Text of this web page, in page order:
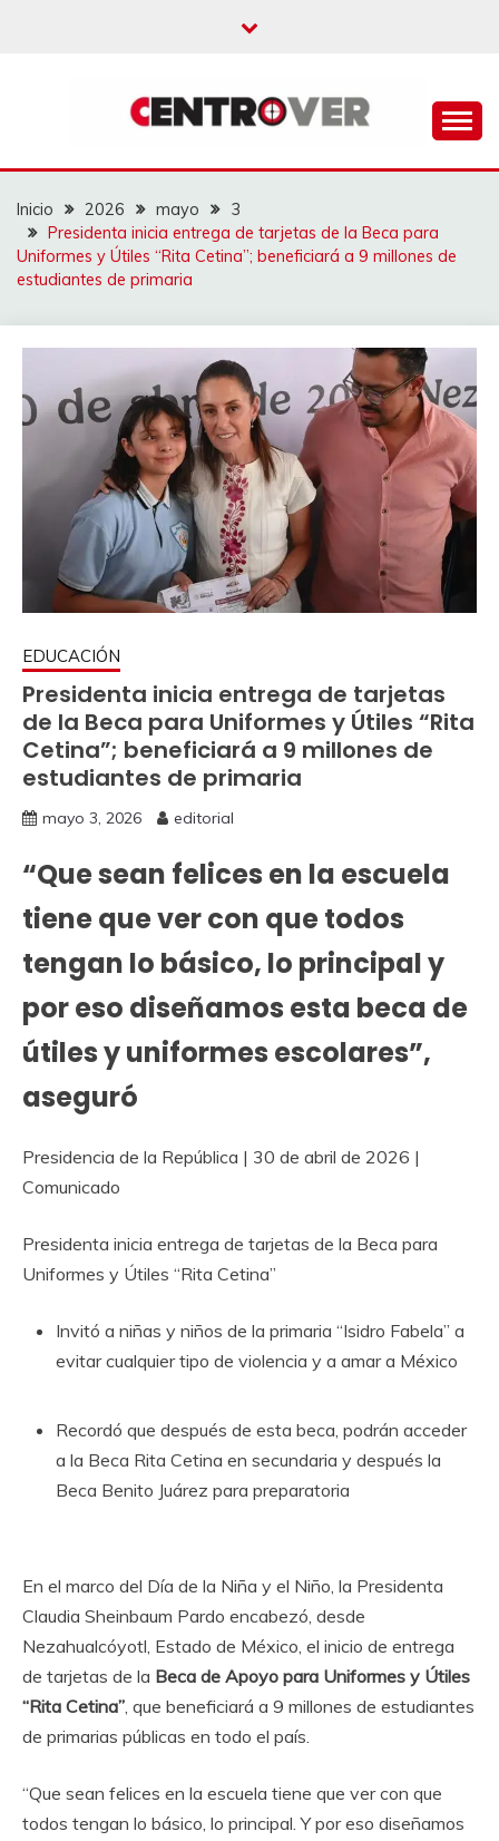
CENTROVER
NOTICIAS
Inicio 2026 mayo
3
Presidenta inicia entrega de tarjetas de la Beca para
Uniformes y Útiles “Rita Cetina”; beneficiará a 9 millones de
estudiantes de primaria
EDUCACIÓN
Presidenta inicia entrega de tarjetas
de la Beca para Uniformes y Útiles “Rita
Cetina”; beneficiará a 9 millones de
estudiantes de primaria
mayo 3, 2026 editorial
“Que sean felices en la escuela
tiene que ver con que todos
tengan lo básico, lo principal y
por eso diseñamos esta beca de
útiles y uniformes escolares”,
aseguró
Presidencia de la República | 30 de abril de 2026 |
Comunicado
Presidenta inicia entrega de tarjetas de la Beca para
Uniformes y Útiles “Rita Cetina”
Invitó a niñas y niños de la primaria “Isidro Fabela” a
evitar cualquier tipo de violencia y a amar a México
Recordó que después de esta beca, podrán acceder
a la Beca Rita Cetina en secundaria y después la
Beca Benito Juárez para preparatoria
En el marco del Día de la Niña y el Niño, la Presidenta
Claudia Sheinbaum Pardo encabezó, desde
Nezahualcóyotl, Estado de México, el inicio de entrega
de tarjetas de la Beca de Apoyo para Uniformes y Útiles
“Rita Cetina”, que beneficiará a 9 millones de estudiantes
de primarias públicas en todo el país.
“Que sean felices en la escuela tiene que ver con que
todos tengan lo básico, lo principal. Y por eso diseñamos